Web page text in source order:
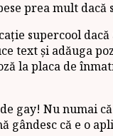
prea mult
supercool
text și adăuga
la placa de
gay! Nu numai
gândesc că e o